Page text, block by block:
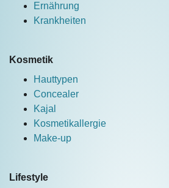
Ernährung
Krankheiten
Kosmetik
Hauttypen
Concealer
Kajal
Kosmetikallergie
Make-up
Lifestyle